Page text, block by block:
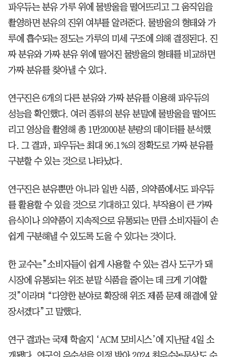
파우듀는 분유 가루 위에 물방울을 떨어뜨리고 그 움직임을
촬영하면 분유의 진위 여부를 알려준다. 물방울의 형태와 가
루에 흡수되는 정도는 가루의 미세 구조에 의해 결정된다. 진
짜 분유와 가짜 분유 위에 떨어진 물방울의 형태를 비교하면
가짜 분유를 찾아낼 수 있다.
연구진은 6개의 다른 분유와 가짜 분유를 이용해 파우듀의
성능을 확인했다. 여러 종류의 분유 분말에 물방울을 떨어뜨
리고 영상을 촬영해 총 1만2000분 분량의 데이터를 분석했
다. 그 결과, 파우듀는 최대 96.1%의 정확도로 가짜 분유를
구분할 수 있는 것으로 나타났다.
연구진은 분유뿐만 아니라 일반 식품, 의약품에서도 파우듀
를 활용할 수 있을 것으로 기대하고 있다. 부작용이 큰 가짜
음식이나 의약품이 지속적으로 유통되는 만큼 소비자들이 손
쉽게 구분해낼 수 있도록 도울 수 있다는 것이다.
한 교수는”소비자들이 쉽게 사용할 수 있는 검사 도구가 돼
시장에 유통되는 위조 분말 식품을 줄이는 데 크게 기여할
것”이라며 “다양한 분야로 확장해 위조 제품 문제 해결에 앞
장서겠다”고 말했다.
연구 결과는 국제 학술지 ‘ACM 모비시스’에 지난달 4일 소